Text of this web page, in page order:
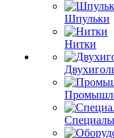
Шпульки
Нитки